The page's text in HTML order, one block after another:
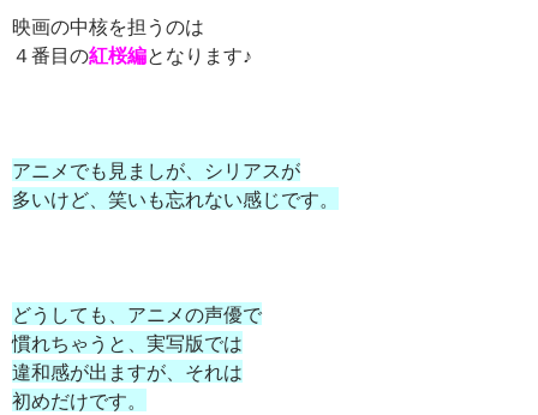
映画の中核を担うのは
４番目の紅桜編となります♪
アニメでも見ましが、シリアスが
多いけど、笑いも忘れない感じです。
どうしても、アニメの声優で
慣れちゃうと、実写版では
違和感が出ますが、それは
初めだけです。